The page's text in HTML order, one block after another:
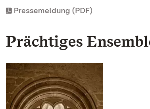
Pressemeldung (PDF)
Prächtiges